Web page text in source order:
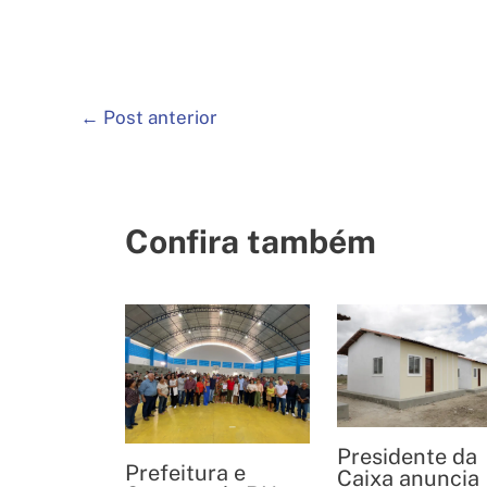
← Post anterior
Confira também
Prefeitura e
Presidente da
Caixa anuncia